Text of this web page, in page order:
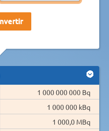
1 000 000 000 Bq
1 000 000 kBq
1 000,0 MBq